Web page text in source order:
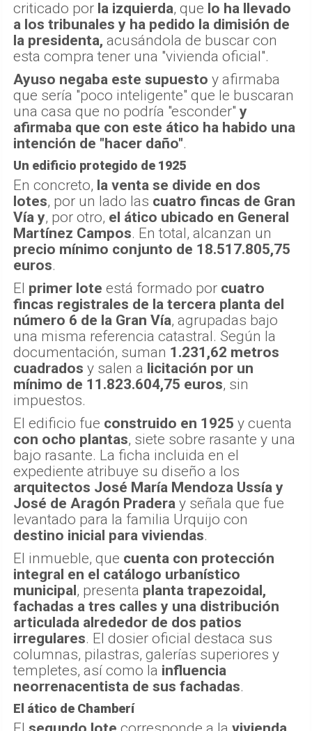
Este ático en Chamberí ha sido fuertemente
criticado porla izquierda, quelo ha llevado
a los tribunales y ha pedido la dimisión de
la presidenta,acusándola de buscar con
esta compra tener una "vivienda oficial".
Ayuso negaba este supuestoy afirmaba
que sería "poco inteligente" que le buscaran
una casa que no podría "esconder"y
afirmaba que con este ático ha habido una
intención de "hacer daño".
Un edificio protegido de 1925
En concreto, la venta se divide en dos
lotes , por un lado lascuatro fincas de Gran
Vía y, por otro,el ático ubicado en General
Martínez Campos. En total, alcanzan un
precio mínimo conjunto de 18.517.805,75
euros.
Elprimer loteestá formado porcuatro
fincas registrales de la tercera planta del
número 6 de la Gran Vía, agrupadas bajo
una misma referencia catastral. Según la
documentación, suman1.231,62 metros
cuadrados y salen alicitación por un
mínimo de 11.823.604,75 euros
impuestos.
El edificio fueconstruido en 1925y cuenta
con ocho plantas, siete sobre rasante y una
bajo rasante. La ficha incluida en el
expediente atribuye su diseño a los
arquitectos José María Mendoza Ussía y
José de Aragón Praderay señala que fue
levantado para la familia Urquijo con
destino inicial para viviendas.
El inmueble, quecuenta con protección
integral en el catálogo urbanístico
municipal , presentaplanta trapezoidal,
fachadas a tres calles y una distribución
articulada alrededor de dos patios
irregulares. El dosier oficial destaca sus
columnas, pilastras, galerías superiores y
templetes, así como lainfluencia
neorrenacentista de sus fachadas
El ático de Chamberí